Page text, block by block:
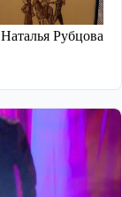
Наталья Рубцова